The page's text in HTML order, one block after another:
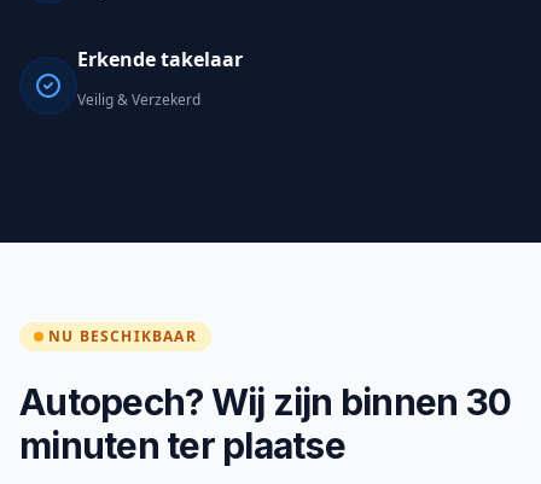
Erkende takelaar
Veilig & Verzekerd
NU BESCHIKBAAR
Autopech? Wij zijn binnen 30
minuten ter plaatse